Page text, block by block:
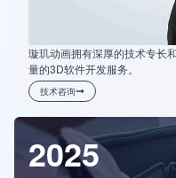
璇玑动画拥有深厚的技术专长
量的3D软件开发服务。
技术咨询
2025